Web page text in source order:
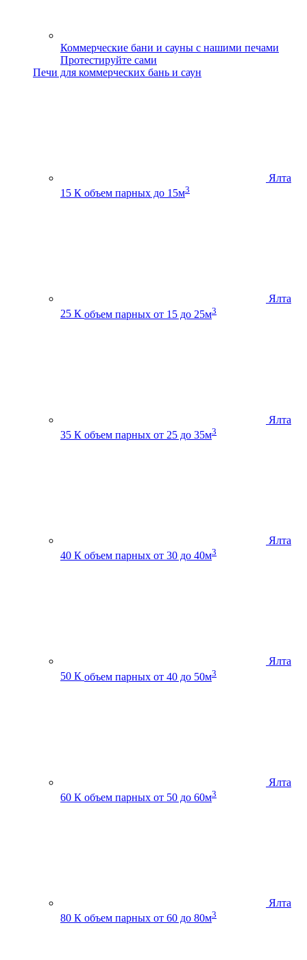
Коммерческие бани и сауны с нашими печами
Протестируйте сами
Печи для коммерческих бань и саун
Ялта
15 К объем парных до 15м3
Ялта
25 К объем парных от 15 до 25м3
Ялта
35 К объем парных от 25 до 35м3
Ялта
40 К объем парных от 30 до 40м3
Ялта
50 К объем парных от 40 до 50м3
Ялта
60 К объем парных от 50 до 60м3
Ялта
80 К объем парных от 60 до 80м3